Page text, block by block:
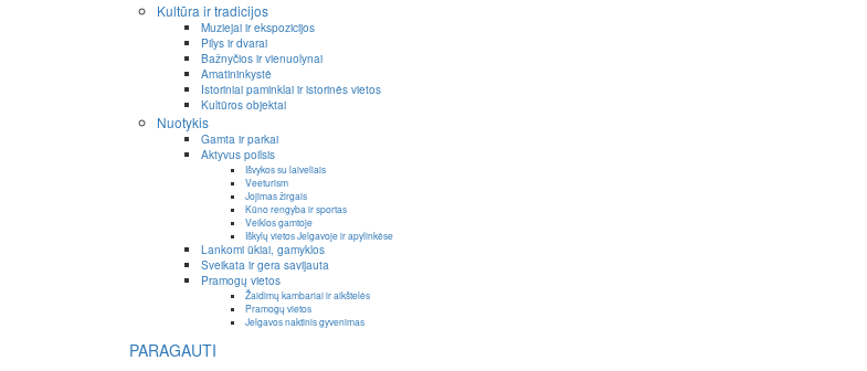
Kultūra ir tradicijos
Muziejai ir ekspozicijos
Pilys ir dvarai
Bažnyčios ir vienuolynai
Amatininkystė
Istoriniai paminklai ir istorinės vietos
Kultūros objektai
Nuotykis
Gamta ir parkai
Aktyvus poilsis
Išvykos su laiveliais
Veeturism
Jojimas žirgais
Kūno rengyba ir sportas
Veiklos gamtoje
Iškylų vietos Jelgavoje ir apylinkėse
Lankomi ūkiai, gamyklos
Sveikata ir gera savijauta
Pramogų vietos
Žaidimų kambariai ir aikštelės
Pramogų vietos
Jelgavos naktinis gyvenimas
PARAGAUTI